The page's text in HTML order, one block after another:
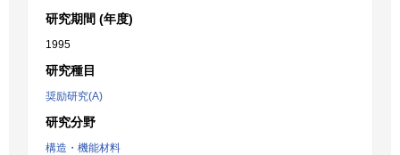
研究期間 (年度)
1995
研究種目
奨励研究(A)
研究分野
構造・機能材料